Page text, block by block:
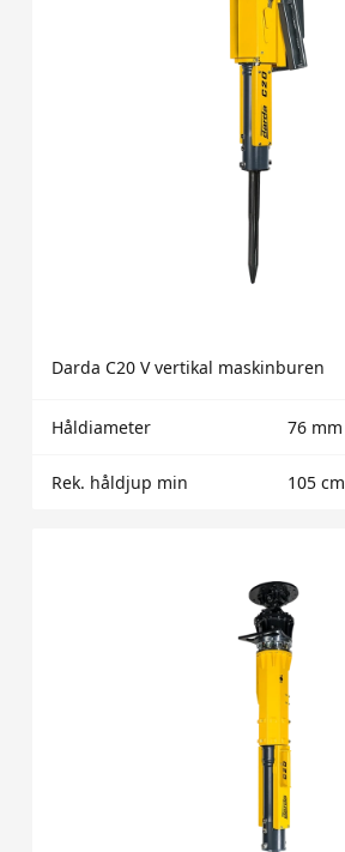
Darda C20 V vertikal maskinburen
Håldiameter 76 mm
Rek. håldjup min 105 cm